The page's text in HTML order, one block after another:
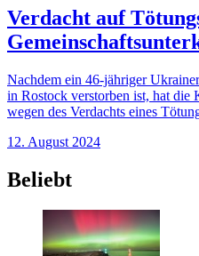
Verdacht auf
Nachdem ein 46-jähriger
in Rostock verstorben ist, hat
wegen des Verdachts eines
12. August 2024
Beliebt